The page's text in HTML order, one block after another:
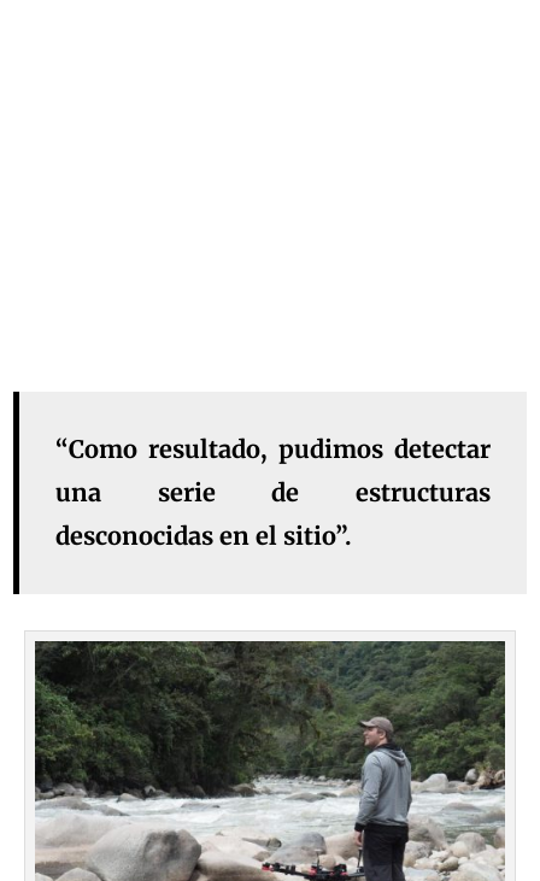
“Como resultado, pudimos detectar
una serie de estructuras
desconocidas en el sitio”.